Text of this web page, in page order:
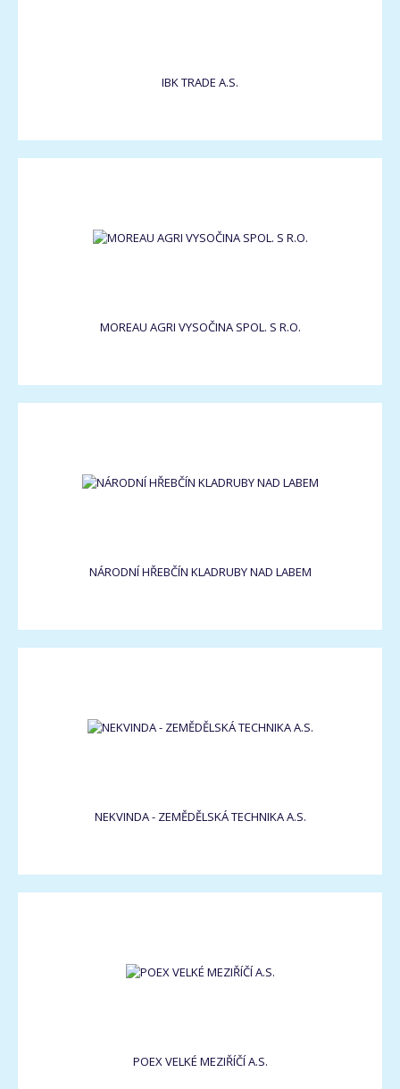
IBK TRADE A.S.
MOREAU AGRI VYSOČINA SPOL. S R.O.
NÁRODNÍ HŘEBČÍN KLADRUBY NAD LABEM
NEKVINDA - ZEMĚDĚLSKÁ TECHNIKA A.S.
POEX VELKÉ MEZIŘÍČÍ A.S.